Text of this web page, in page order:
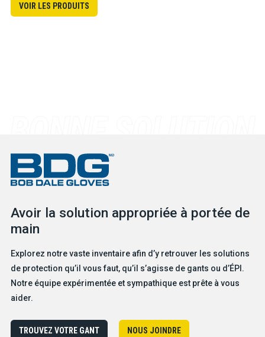
VOIR LES PRODUITS
Avoir la solution appropriée à portée de
main
Explorez notre vaste inventaire afin d’y retrouver les solutions
de protection qu’il vous faut, qu’il s’agisse de gants ou d’ÉPI.
Notre équipe expérimentée et sympathique est prête à vous
aider.
TROUVEZ VOTRE GANT NOUS JOINDRE